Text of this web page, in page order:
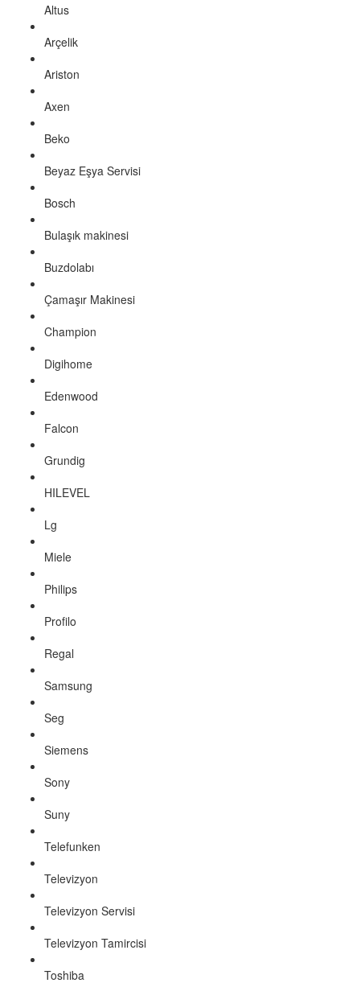
Altus
Arçelik
Ariston
Axen
Beko
Beyaz Eşya Servisi
Bosch
Bulaşık makinesi
Buzdolabı
Çamaşır Makinesi
Champion
Digihome
Edenwood
Falcon
Grundig
HILEVEL
Lg
Miele
Philips
Profilo
Regal
Samsung
Seg
Siemens
Sony
Suny
Telefunken
Televizyon
Televizyon Servisi
Televizyon Tamircisi
Toshiba